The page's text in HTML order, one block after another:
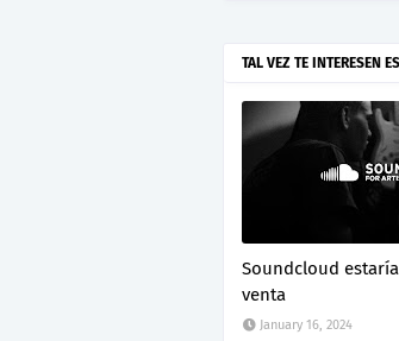
TAL VEZ TE INTERESEN
Soundcloud
venta
January 16, 2024